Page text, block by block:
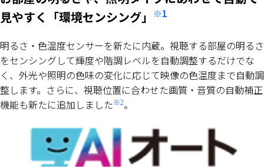
見やすく「環境センシング」
※1
明るさ・色温度センサーを新たに内蔵。視聴する部屋の明るさ
をセンシングして輝度や階調レベルを自動調整するだけでな
く、外光や照明の色味の変化に応じて映像の色温度まで自動調
整します。さらに、視聴位置に合わせた画質・音質の自動補正
機能も新たに追加しました※2。